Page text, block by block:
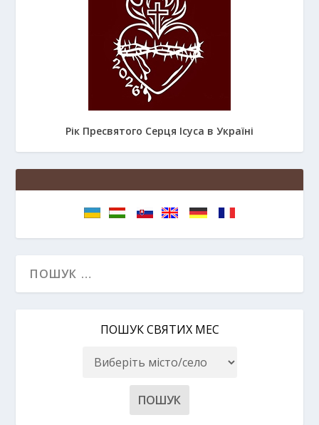
Рік Пресвятого Серця Ісуса в Україні
ПОШУК СВЯТИХ МЕС